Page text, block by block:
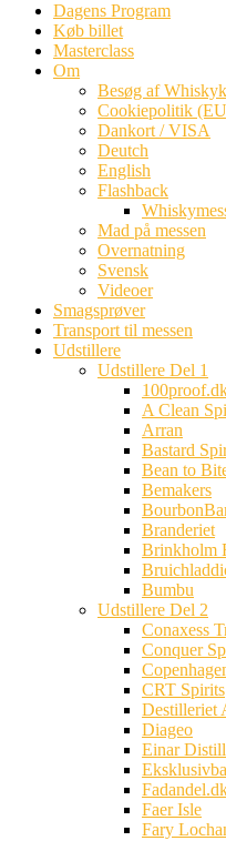
Dagens Program
Køb billet
Masterclass
Om
Besøg af
Cookiepolitik
Dankort / VISA
Deutch
English
Flashback
Mad på messen
Overnatning
Svensk
Videoer
Smagsprøver
Transport til messen
Udstillere
Udstillere Del 1
A Clean
Arran
Bastard
Bean to
Bemakers
Branderiet
Brinkholm
Bumbu
Udstillere Del 2
Conaxess
Conquer
CRT Spirits
Destilleriet
Diageo
Einar
Faer Isle
Fary